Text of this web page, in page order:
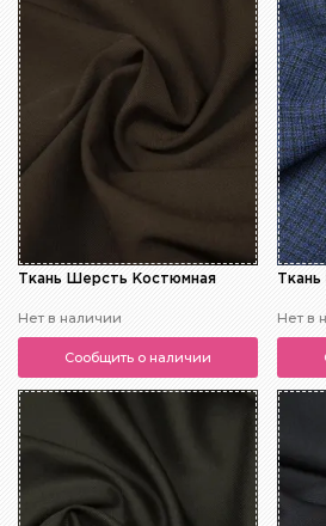
Ткань Шерсть Костюмная
Нет в наличии
Сообщить о наличии
Нет в